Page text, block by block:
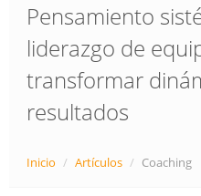
Actualidad
Directorio
Alta en directorio / Log in
Contacto
Pensamiento
liderazgo de
transformar
resultados
Inicio / Artículos / Coaching